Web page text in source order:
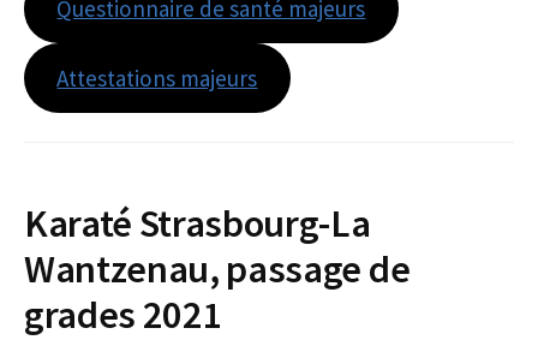
Questionnaire de santé majeurs
Attestations majeurs
Karaté Strasbourg-La
Wantzenau, passage de
grades 2021